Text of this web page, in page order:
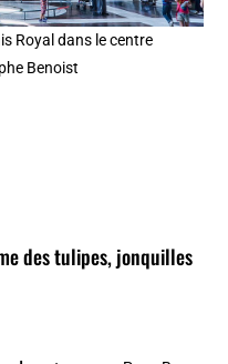
Royal dans le centre
Benoist
des tulipes, jonquilles